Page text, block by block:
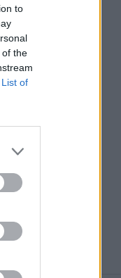
to
of the
List of